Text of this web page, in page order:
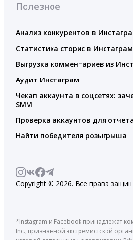
Полезное
Анализ конкурентов в
Статистика сторис в Инстаграм
Выгрузка комментариев из
Аудит Инстаграм
Чекап аккаунта в соцсетях:
SMM
Проверка аккаунтов для отчета
Найти победителя розыгрыша
Copyright © 2026. Все права
*Instagram и Facebook принадлежат
Inc., признанной экстремистской